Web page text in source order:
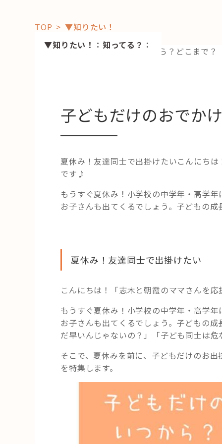
子育て
暮らし
「場」
fleXe リノベ
「ひと」
協賛・協力店
TOP
▼知りたい！
▼知りたい！ ： 知ってる？ ：
子どもだけのおでか
夏休み！友達同士で出掛けたいこんにち
です♪
もうすぐ夏休み！小学校の中学年・高学
お子さんも出てくるでしょう。子どもの
夏休み！友達同士で出掛けたい
こんにちは！「志木と朝霞のママさんを
もうすぐ夏休み！小学校の中学年・高学
お子さんも出てくるでしょう。子どもの
だ早いんじゃないの？」「子ども同士は
そこで、夏休みを前に、子どもだけのお
を特集します。